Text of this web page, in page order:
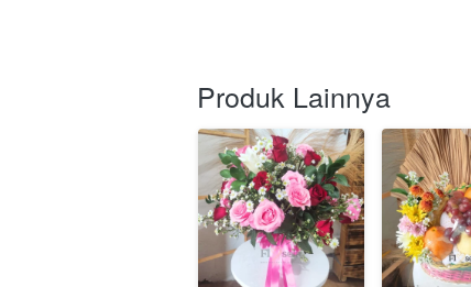
Produk Lainnya